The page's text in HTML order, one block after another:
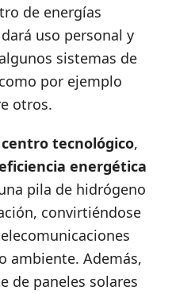
de energías
uso personal y
sistemas de
por ejemplo
otros.
tecnológico,
energética
pila de hidrógeno
convirtiéndose
ambiente. Además,
de paneles solares